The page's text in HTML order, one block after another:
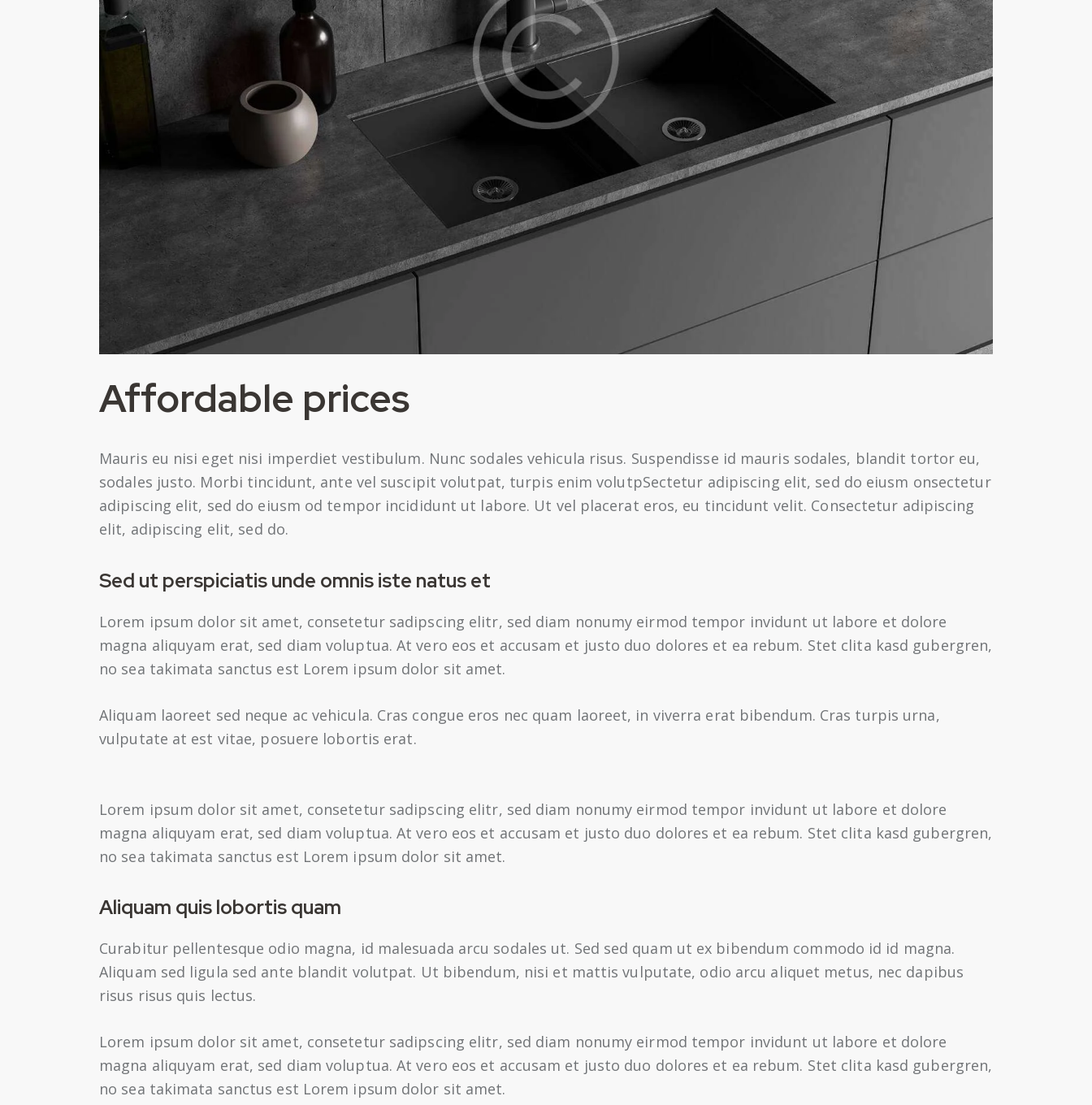
Affordable prices
Mauris eu nisi eget nisi imperdiet vestibulum. Nunc sodales vehicula risus. Suspendisse id mauris sodales, blandit tortor eu,
sodales justo. Morbi tincidunt, ante vel suscipit volutpat, turpis enim volutpSectetur adipiscing elit, sed do eiusm onsectetur
adipiscing elit, sed do eiusm od tempor incididunt ut labore. Ut vel placerat eros, eu tincidunt velit. Consectetur adipiscing
elit, adipiscing elit, sed do.
Sed ut perspiciatis unde omnis iste natus et
Lorem ipsum dolor sit amet, consetetur sadipscing elitr, sed diam nonumy eirmod tempor invidunt ut labore et dolore
magna aliquyam erat, sed diam voluptua. At vero eos et accusam et justo duo dolores et ea rebum. Stet clita kasd gubergren,
no sea takimata sanctus est Lorem ipsum dolor sit amet.
Aliquam laoreet sed neque ac vehicula. Cras congue eros nec quam laoreet, in viverra erat bibendum. Cras turpis urna,
vulputate at est vitae, posuere lobortis erat.
Lorem ipsum dolor sit amet, consetetur sadipscing elitr, sed diam nonumy eirmod tempor invidunt ut labore et dolore
magna aliquyam erat, sed diam voluptua. At vero eos et accusam et justo duo dolores et ea rebum. Stet clita kasd gubergren,
no sea takimata sanctus est Lorem ipsum dolor sit amet.
Aliquam quis lobortis quam
Curabitur pellentesque odio magna, id malesuada arcu sodales ut. Sed sed quam ut ex bibendum commodo id id magna.
Aliquam sed ligula sed ante blandit volutpat. Ut bibendum, nisi et mattis vulputate, odio arcu aliquet metus, nec dapibus
risus risus quis lectus.
Lorem ipsum dolor sit amet, consetetur sadipscing elitr, sed diam nonumy eirmod tempor invidunt ut labore et dolore
magna aliquyam erat, sed diam voluptua. At vero eos et accusam et justo duo dolores et ea rebum. Stet clita kasd gubergren,
no sea takimata sanctus est Lorem ipsum dolor sit amet.